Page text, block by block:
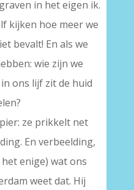
in het eigen ik.
kijken hoe meer we
bevalt! En als we
wie zijn we
ons lijf zit de huid
ze prikkelt net
En verbeelding,
enige) wat ons
weet dat. Hij